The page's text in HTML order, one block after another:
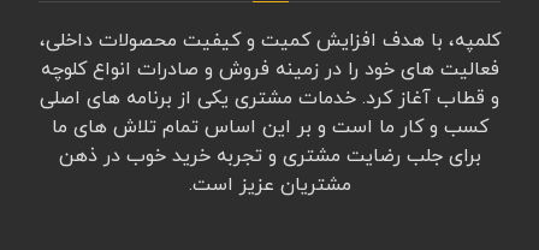
کلمپه، با هدف افزایش کمیت و کیفیت محصولات داخلی،
فعالیت های خود را در زمینه فروش و صادرات انواع کلوچه
و قطاب آغاز کرد. خدمات مشتری یکی از برنامه های اصلی
کسب و کار ما است و بر این اساس تمام تلاش های ما
برای جلب رضایت مشتری و تجربه خرید خوب در ذهن
مشتریان عزیز است.